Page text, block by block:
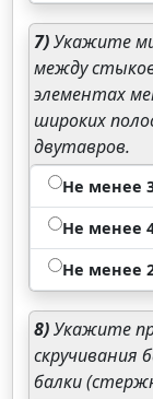
7)Укажите
между
элементах
широких
двутавров.
Не менее
Не менее
Не менее
8)Укажите
скручивания
балки